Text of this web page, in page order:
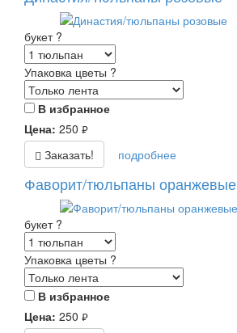
букет ?
Упаковка цветы ?
В избранное
Цена: 250 руб.
Заказать! подробнее
Фаворит/тюльпаны оранжевые
букет ?
Упаковка цветы ?
В избранное
Цена: 250 руб.